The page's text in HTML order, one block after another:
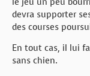
devra supporter
des courses
En tout cas, il lui
sans chien.